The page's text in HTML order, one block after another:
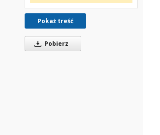
Pokaż treść
Pobierz